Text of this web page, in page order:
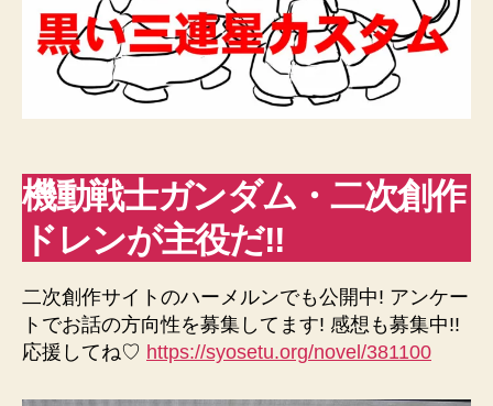
機動戦士ガンダム・二次創作
ドレンが主役だ!!
二次創作サイトのハーメルンでも公開中! アンケー
トでお話の方向性を募集してます! 感想も募集中!!
応援してね♡ https://syosetu.org/novel/381100